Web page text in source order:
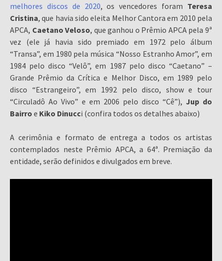
melhores discos de 2020, os vencedores foram Teresa
Cristina, que havia sido eleita Melhor Cantora em 2010 pela
APCA, Caetano Veloso, que ganhou o Prêmio APCA pela 9ª
vez (ele já havia sido premiado em 1972 pelo álbum
“Transa”, em 1980 pela música “Nosso Estranho Amor”, em
1984 pelo disco “Velô”, em 1987 pelo disco “Caetano” –
Grande Prêmio da Crítica e Melhor Disco, em 1989 pelo
disco “Estrangeiro”, em 1992 pelo disco, show e tour
“Circuladô Ao Vivo” e em 2006 pelo disco “Cê”), Jup do
Bairro e Kiko Dinucci (confira todos os detalhes abaixo)
A cerimônia e formato de entrega a todos os artistas
contemplados neste Prêmio APCA, a 64ª. Premiação da
entidade, serão definidos e divulgados em breve.